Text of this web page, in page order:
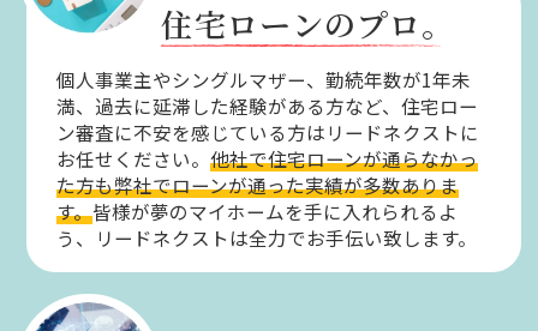
住宅ローンのプロ。
個人事業主やシングルマザー、勤続年数が1年未
満、過去に延滞した経験がある方など、住宅ロー
ン審査に不安を感じている方はリードネクストに
お任せください。他社で住宅ローンが通らなかっ
た方も弊社でローンが通った実績が多数ありま
す。皆様が夢のマイホームを手に入れられるよ
う、リードネクストは全力でお手伝い致します。